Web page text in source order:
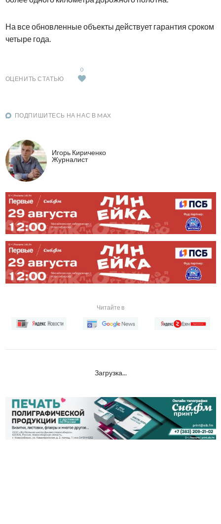
На все обновленные объекты действует гарантия сроком
четыре года.
ОЦЕНИТЬ СТАТЬЮ
0
ПОДПИШИТЕСЬ НА НАС В MAX
Игорь Кириченко
Журналист
Читайте в
Загрузка...